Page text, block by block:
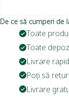
De ce să cumperi de
Toate
Toate
Livrare
Poți să
Livrare